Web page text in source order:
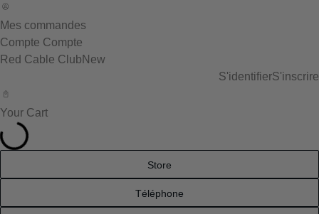
Mes commandes
Compte Compte
Red Cable Club New
S'identifierS'inscrire
Your Cart
Store
Téléphone